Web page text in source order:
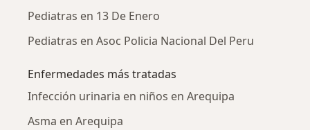
Pediatras en 13 De Enero
Pediatras en Asoc Policia Nacional Del Peru
Enfermedades más tratadas
Infección urinaria en niños en Arequipa
Asma en Arequipa